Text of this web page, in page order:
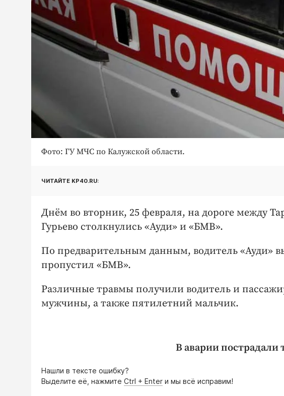
Фото: ГУ МЧС по Калужской области.
ЧИТАЙТЕ KP40.RU:
Днём во вторник, 25 февраля, на дороге между
Гурьево столкнулись «Ауди» и «БМВ».
По предварительным данным, водитель «Ауди»
пропустил «БМВ».
Различные травмы получили водитель и
мужчины, а также пятилетний мальчик.
В аварии пострадали
Нашли в тексте ошибку?
Выделите её, нажмите Ctrl + Enter и мы всё исправим!